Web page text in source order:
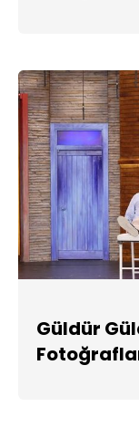
Güldür